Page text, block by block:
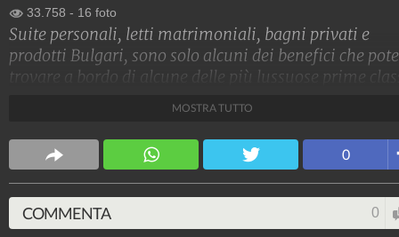
33.758 - 16 foto
Suite personali, letti matrimoniali, bagni privati e
prodotti Bulgari, sono solo alcuni dei benefici che
trovare a bordo di alcune delle più lussuose prime
CS Design
63.620.778 171 video
MOSTRA TUTTO
0
COMMENTA 0